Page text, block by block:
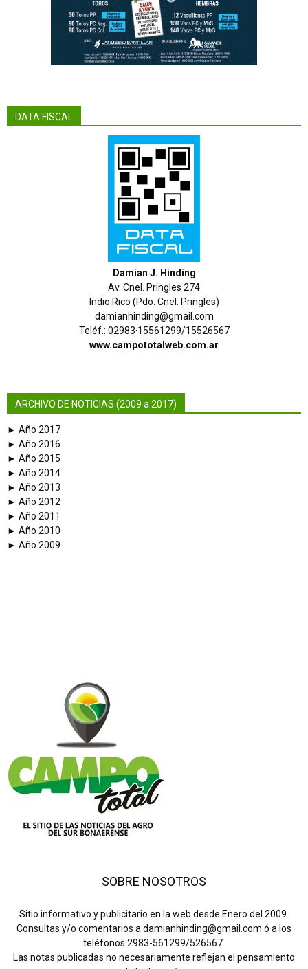
DATA FISCAL
Damian J. Hinding
Av. Cnel. Pringles 274
Indio Rico (Pdo. Cnel. Pringles)
damianhinding@gmail.com
Teléf.: 02983·15561299/15526567
www.campototalweb.com.ar
ARCHIVO DE NOTICIAS (2009 a 2017)
► Año 2017
► Año 2016
► Año 2015
► Año 2014
► Año 2013
► Año 2012
► Año 2011
► Año 2010
► Año 2009
SOBRE NOSOTROS
Sitio informativo y publicitario en la web desde Enero del 2009.
Consultas y/o comentarios a damianhinding@gmail.com ó a los
teléfonos 2983-561299/526567.
Las notas publicadas no necesariamente reflejan el pensamiento